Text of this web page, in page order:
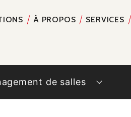
À PROPOS SERVICES
de salles